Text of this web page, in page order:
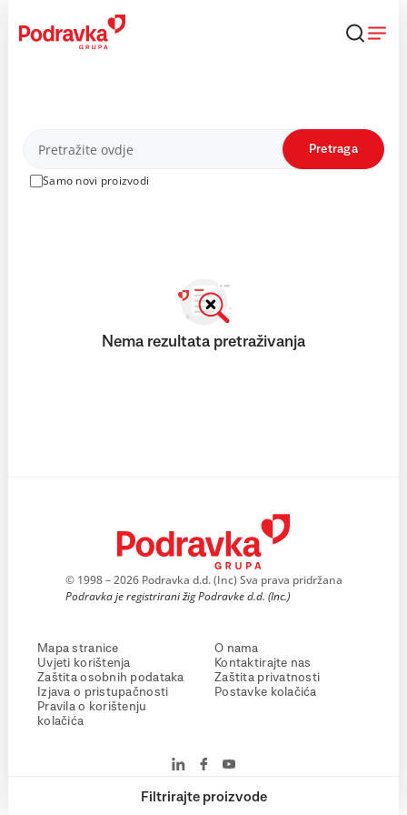
content
Proizvodi
Samo novi proizvodi
Pretraga
Filtrirajte proizvode
Nema rezultata pretraživanja
© 1998 – 2026 Podravka d.d. (Inc) Sva prava pridržana
Podravka je registrirani žig Podravke d.d. (Inc.)
Mapa stranice
Uvjeti korištenja
Zaštita osobnih podataka
Izjava o pristupačnosti
Pravila o korištenju
kolačića
O nama
Kontaktirajte nas
Zaštita privatnosti
Postavke kolačića